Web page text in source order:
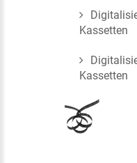
Kassetten
Kassetten